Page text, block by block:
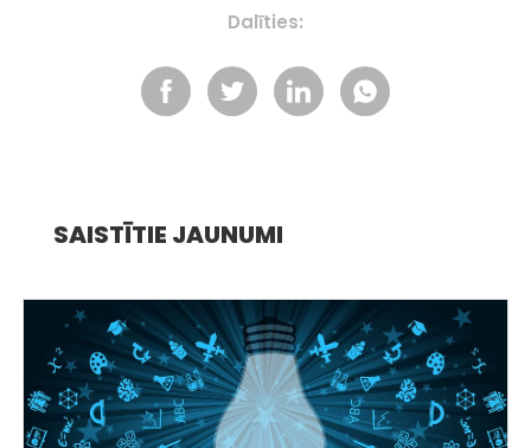
Dalīties:
SAISTĪTIE JAUNUMI